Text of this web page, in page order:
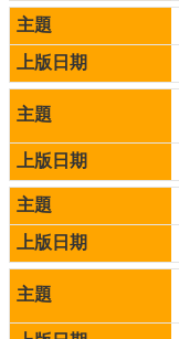
雙
語
及
科
技
數
理
實
驗
班
體
育
菁
英